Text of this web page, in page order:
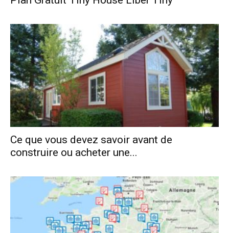
Ce que vous devez savoir avant de
construire ou acheter une...